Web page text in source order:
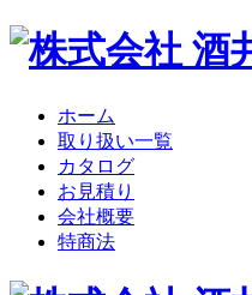
ホーム
取り扱い一覧
カタログ
お見積り
会社概要
特商法